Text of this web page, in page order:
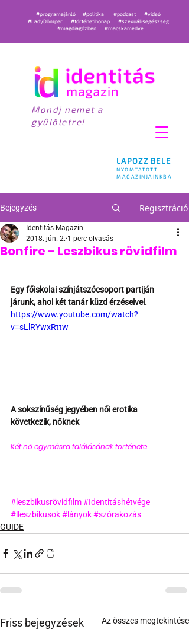
LAPOZZ BELE
NYOMTATOTT
MAGAZINJAINKBA
#programajánló #politika #podcast
#videó
#LadyDömper
#történetihónap
#szexuálisegészség
#magdiagőzben
#macskamedve
Mondj nemet a
gyűlöletre!
Bejegyzés Regisztráció
Bonfire - Leszbikus rövidfilm
Identitás Magazin
2018. jún. 2. 1 perc olvasás
Egy főiskolai színjátszócsoport partiján
járunk, ahol két tanár küzd érzéseivel.
https://www.youtube.com/watch?
v=sLlRYwxRttw
A sokszínűség jegyében női erotika
következik, nőknek
Két nő egymásra találásának története
#leszbikusrövidfilm#Identitáshétvége
#lleszbikusok#lányok#szórakozás
GUIDE
Friss bejegyzések Az összes megtekintése